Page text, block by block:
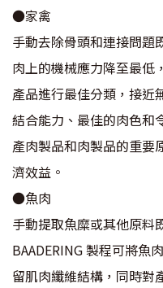
●家禽
手動去除骨頭和連接問題
肉上的機械應力降至最低
產品進行最佳分類，接近
結合能力、最佳的肉色和
產肉製品和肉製品的重要
濟效益。
●魚肉
手動提取魚糜或其他原料
BAADERING 製程可將魚
留肌肉纖維結構，同時對